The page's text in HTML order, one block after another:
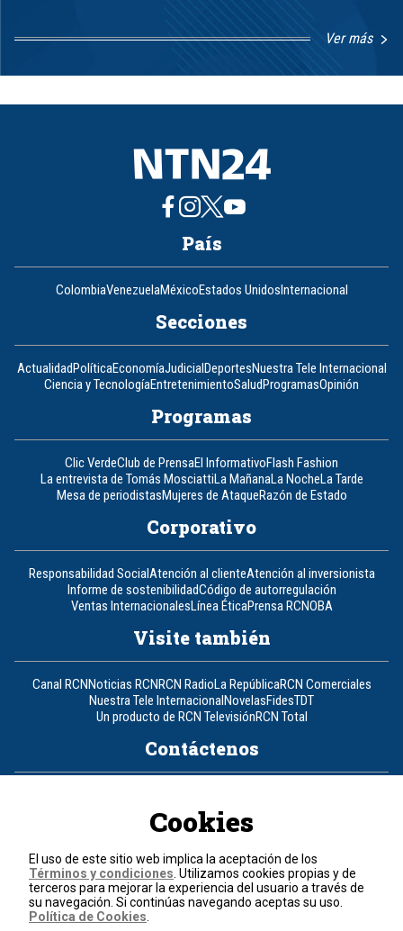
Ver más
1
8
País
ColombiaVenezuelaMéxicoEstados UnidosInternacional
Secciones
ActualidadPolíticaEconomíaJudicialDeportesNuestra Tele Internacional
Ciencia y TecnologíaEntretenimientoSaludProgramasOpinión
Programas
Clic VerdeClub de PrensaEl InformativoFlash Fashion
La entrevista de Tomás MosciattiLa MañanaLa NocheLa Tarde
Mesa de periodistasMujeres de AtaqueRazón de Estado
Corporativo
Responsabilidad SocialAtención al clienteAtención al inversionista
Informe de sostenibilidadCódigo de autorregulación
Ventas InternacionalesLínea ÉticaPrensa RCNOBA
Visite también
Canal RCNNoticias RCNRCN RadioLa RepúblicaRCN Comerciales
Nuestra Tele InternacionalNovelasFidesTDT
Un producto de RCN TelevisiónRCN Total
Contáctenos
Política de cookies
Términos y condiciones
© 2026, RCN Medios.
Todos los derechos reservados.
Cookies
El uso de este sitio web implica la aceptación de los
Términos y condiciones . Utilizamos cookies propias y de
terceros para mejorar la experiencia del usuario a través de
su navegación. Si continúas navegando aceptas su uso.
Política de Cookies